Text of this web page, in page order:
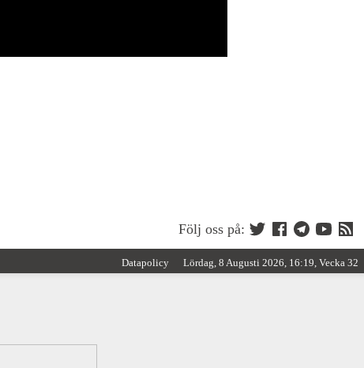
Följ oss på:
Datapolicy Lördag, 8 Augusti 2026, 16:19, Vecka 32